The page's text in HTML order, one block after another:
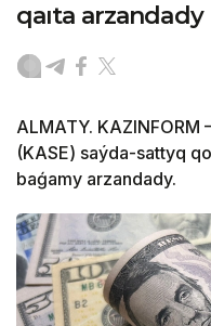
qaıta arzandady
ALMATY.
(KASE) saýda-sattyq
baǵamy arzandady.